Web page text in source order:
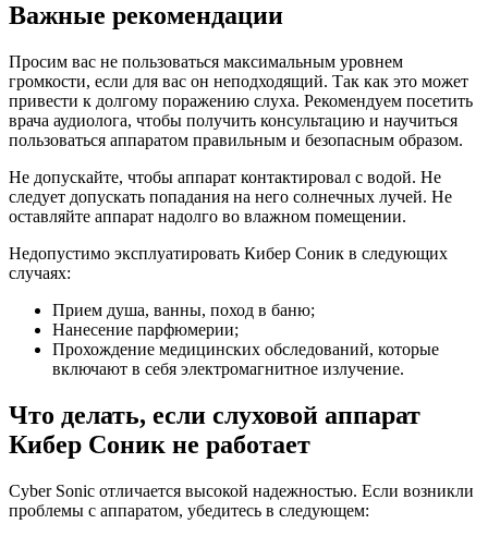
Важные рекомендации
Просим вас не пользоваться максимальным уровнем
громкости, если для вас он неподходящий. Так как это может
привести к долгому поражению слуха. Рекомендуем посетить
врача аудиолога, чтобы получить консультацию и научиться
пользоваться аппаратом правильным и безопасным образом.
Не допускайте, чтобы аппарат контактировал с водой. Не
следует допускать попадания на него солнечных лучей. Не
оставляйте аппарат надолго во влажном помещении.
Недопустимо эксплуатировать Кибер Соник в следующих
случаях:
Прием душа, ванны, поход в баню;
Нанесение парфюмерии;
Прохождение медицинских обследований, которые
включают в себя электромагнитное излучение.
Что делать, если слуховой аппарат
Кибер Соник не работает
Cyber Sonic отличается высокой надежностью. Если возникли
проблемы с аппаратом, убедитесь в следующем: